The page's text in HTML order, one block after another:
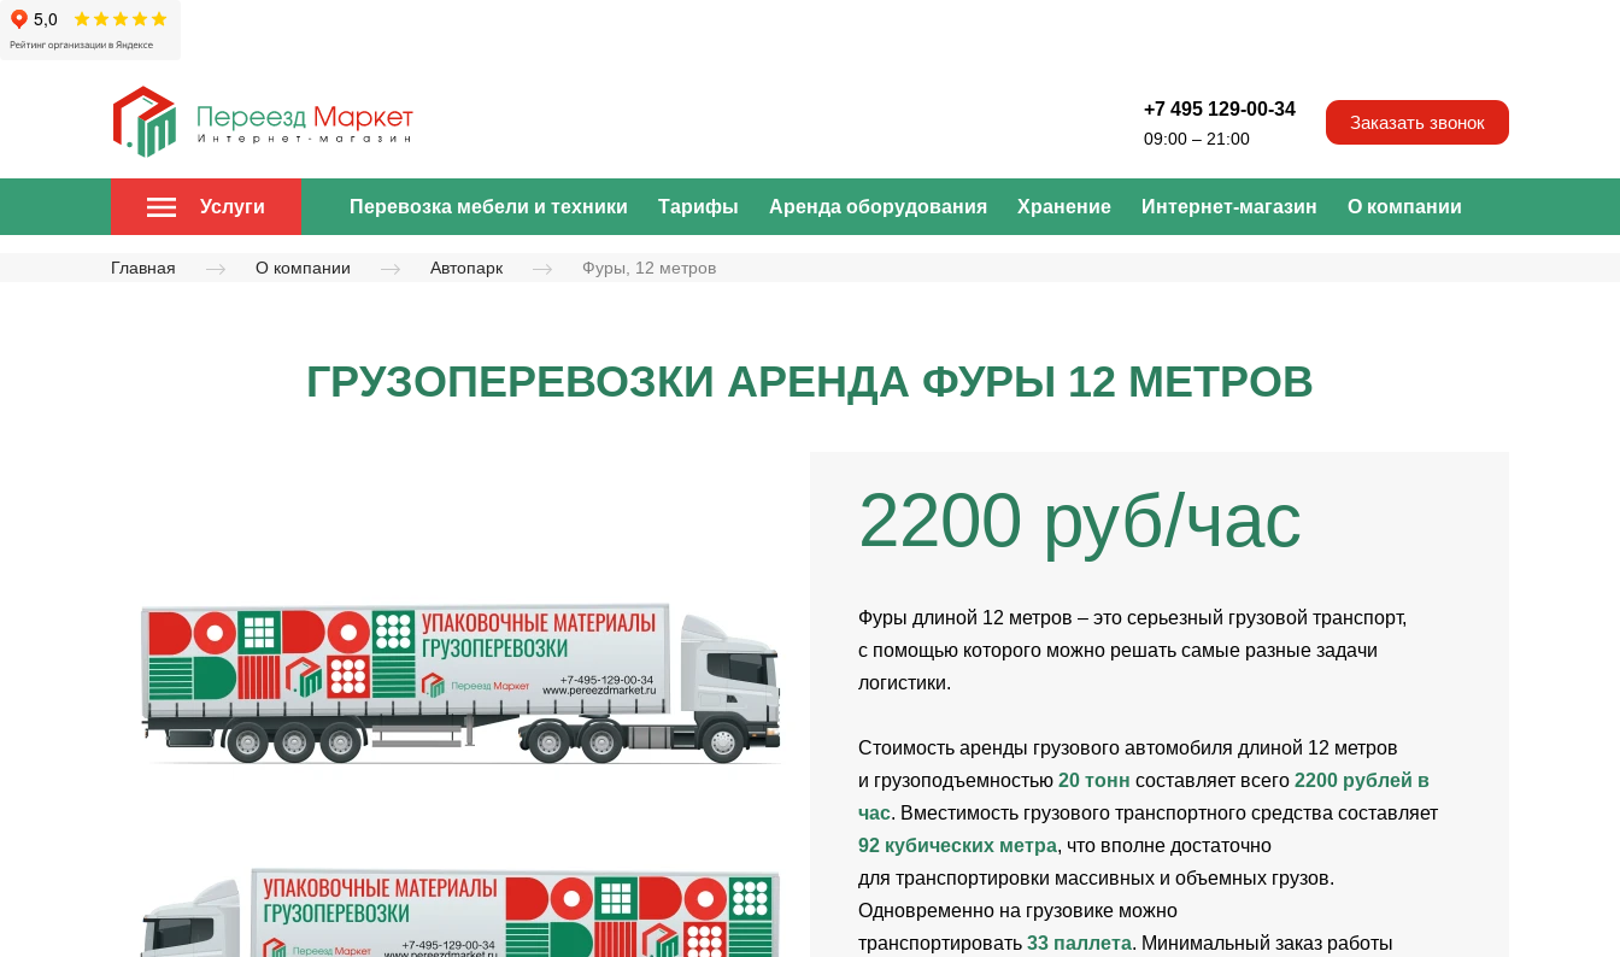
+7 495 129-00-34
09:00 – 21:00
Заказать звонок
Услуги Перевозка мебели и техники Тарифы Аренда оборудования Хранение Интернет-магазин О компании
Главная О компании Автопарк Фуры, 12 метров
ГРУЗОПЕРЕВОЗКИ АРЕНДА ФУРЫ 12 МЕТРОВ
2200 руб/час
Фуры длиной 12 метров – это серьезный грузовой транспорт,
с помощью которого можно решать самые разные задачи
логистики.
Стоимость аренды грузового автомобиля длиной 12 метров
и грузоподъемностью 20 тонн составляет всего 2200 рублей в
час. Вместимость грузового транспортного средства составляет
92 кубических метра, что вполне достаточно
для транспортировки массивных и объемных грузов.
Одновременно на грузовике можно
транспортировать 33 паллета. Минимальный заказ работы